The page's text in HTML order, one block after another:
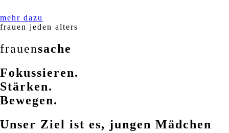
mehr dazu
frauen jeden alters
frauensache
Fokussieren.
Stärken.
Bewegen.
Unser Ziel ist es, jungen Mädchen